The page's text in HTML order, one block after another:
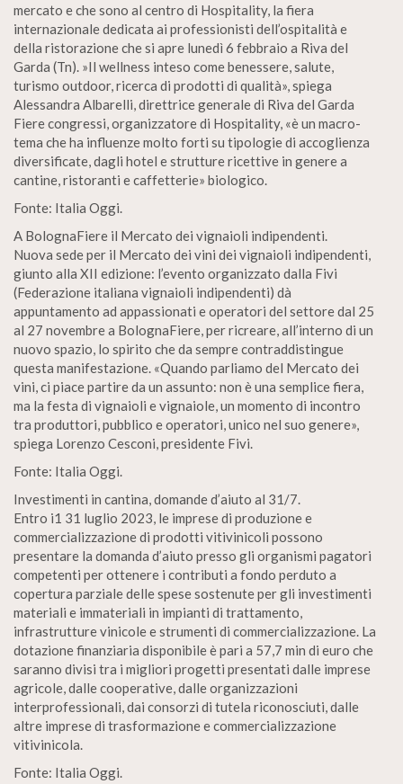
mercato e che sono al centro di Hospitality, la fiera
internazionale dedicata ai professionisti dell’ospitalità e
della ristorazione che si apre lunedì 6 febbraio a Riva del
Garda (Tn). »Il wellness inteso come benessere, salute,
turismo outdoor, ricerca di prodotti di qualità», spiega
Alessandra Albarelli, direttrice generale di Riva del Garda
Fiere congressi, organizzatore di Hospitality, «è un macro-
tema che ha influenze molto forti su tipologie di accoglienza
diversificate, dagli hotel e strutture ricettive in genere a
cantine, ristoranti e caffetterie» biologico.
Fonte: Italia Oggi.
A BolognaFiere il Mercato dei vignaioli indipendenti.
Nuova sede per il Mercato dei vini dei vignaioli indipendenti,
giunto alla XII edizione: l’evento organizzato dalla Fivi
(Federazione italiana vignaioli indipendenti) dà
appuntamento ad appassionati e operatori del settore dal 25
al 27 novembre a BolognaFiere, per ricreare, all’interno di un
nuovo spazio, lo spirito che da sempre contraddistingue
questa manifestazione. «Quando parliamo del Mercato dei
vini, ci piace partire da un assunto: non è una semplice fiera,
ma la festa di vignaioli e vignaiole, un momento di incontro
tra produttori, pubblico e operatori, unico nel suo genere»,
spiega Lorenzo Cesconi, presidente Fivi.
Fonte: Italia Oggi.
Investimenti in cantina, domande d’aiuto al 31/7.
Entro i1 31 luglio 2023, le imprese di produzione e
commercializzazione di prodotti vitivinicoli possono
presentare la domanda d’aiuto presso gli organismi pagatori
competenti per ottenere i contributi a fondo perduto a
copertura parziale delle spese sostenute per gli investimenti
materiali e immateriali in impianti di trattamento,
infrastrutture vinicole e strumenti di commercializzazione. La
dotazione finanziaria disponibile è pari a 57,7 min di euro che
saranno divisi tra i migliori progetti presentati dalle imprese
agricole, dalle cooperative, dalle organizzazioni
interprofessionali, dai consorzi di tutela riconosciuti, dalle
altre imprese di trasformazione e commercializzazione
vitivinicola.
Fonte: Italia Oggi.